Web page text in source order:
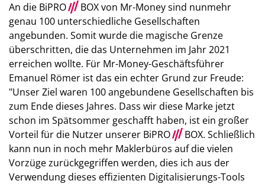
An die BiPRO/// BOX von Mr-Money sind nunmehr
genau 100 unterschiedliche Gesellschaften
angebunden. Somit wurde die magische Grenze
überschritten, die das Unternehmen im Jahr 2021
erreichen wollte. Für Mr-Money-Geschäftsführer
Emanuel Römer ist das ein echter Grund zur Freude:
"Unser Ziel waren 100 angebundene Gesellschaften bis
zum Ende dieses Jahres. Dass wir diese Marke jetzt
schon im Spätsommer geschafft haben, ist ein großer
Vorteil für die Nutzer unserer BiPRO/// BOX. Schließlich
kann nun in noch mehr Maklerbüros auf die vielen
Vorzüge zurückgegriffen werden, dies ich aus der
Verwendung dieses effizienten Digitalisierungs-Tools